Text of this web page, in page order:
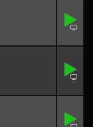
x504
1280x
1280x